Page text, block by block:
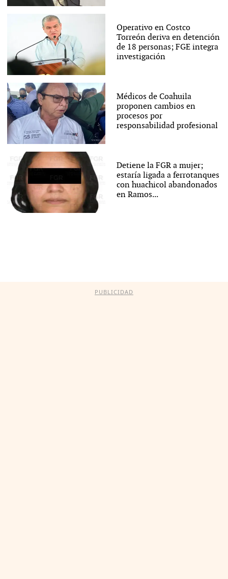
Operativo en Costco
Torreón deriva en detención
de 18 personas; FGE integra
investigación
Médicos de Coahuila
proponen cambios en
procesos por
responsabilidad profesional
Detiene la FGR a mujer;
estaría ligada a ferrotanques
con huachicol abandonados
en Ramos...
PUBLICIDAD